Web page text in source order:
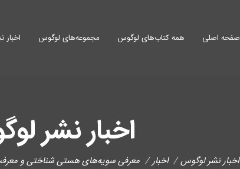
صفحه اصلی همه کتاب‌های لوگوس مجموعه‌های لوگوس
اخبار نشر
اخبار نشر لوگوس اخبار معرفی سویه‌های هستی ‌شناختی و